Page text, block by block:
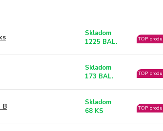
Skladom
1225 BAL.
TOP
Skladom
173 BAL.
TOP
B
Skladom
68 KS
TOP